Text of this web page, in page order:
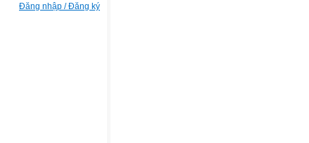
Đăng nhập / Đăng ký